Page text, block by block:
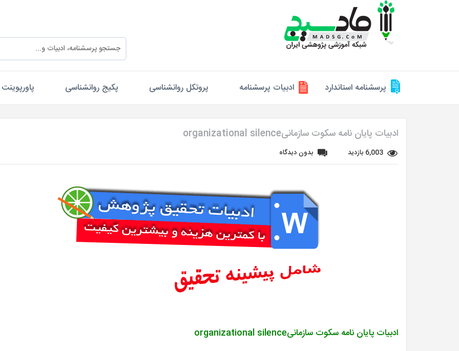
پرسشنامه استاندارد ادبیات پرسشنامه پروتکل روانشناسی پکیج روانشناسی پاورپوینت
ادبیات پایان نامه سکوت سازمانیorganizational silence
6,003 بازدید بدون دیدگاه
ادبیات پایان نامه سکوت سازمانیorganizational silence